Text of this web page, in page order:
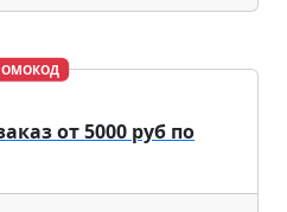
от 5000 руб по